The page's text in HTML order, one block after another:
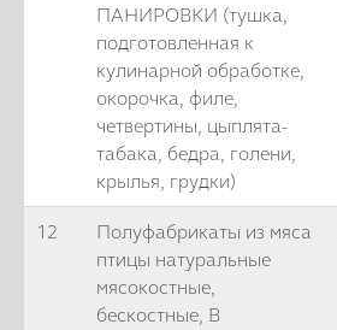
ПАНИРОВКИ (тушка,
подготовленная к
кулинарной обработке,
окорочка, филе,
четвертины, цыплята-
табака, бедра, голени,
крылья, грудки)
12
Полуфабрикаты из мяса
птицы натуральные
мясокостные,
бескостные, В